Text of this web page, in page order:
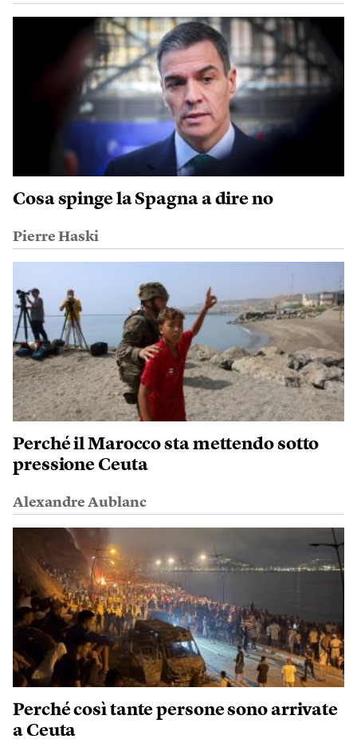
Cosa spinge la Spagna a dire no
Pierre Haski
Perché il Marocco sta mettendo sotto
pressione Ceuta
Alexandre Aublanc
Perché così tante persone sono arrivate
a Ceuta